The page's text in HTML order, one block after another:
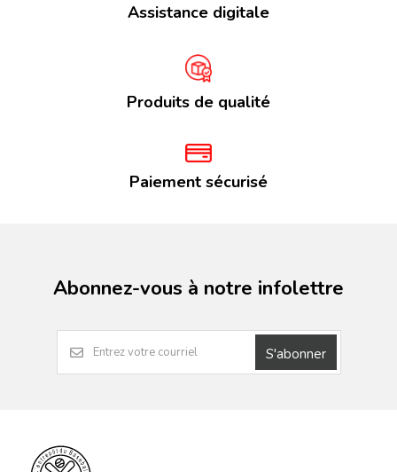
Assistance digitale
Produits de qualité
Paiement sécurisé
Abonnez-vous à notre infolettre
S'abonner